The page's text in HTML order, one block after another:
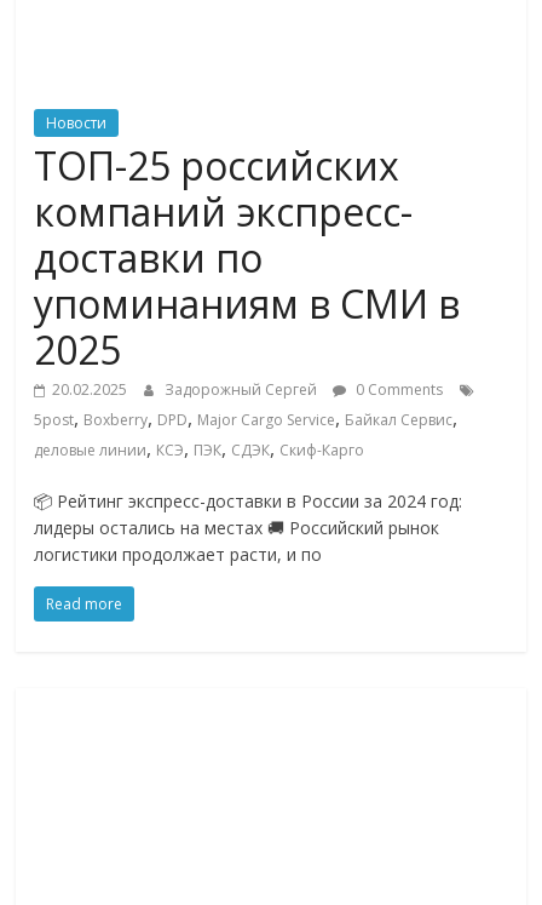
логистике,
технологиях,
соцсетях
Портал
об
онлайн-
торговле,
сервисах
для
Commerce,
ритейле,
логистике,
технологиях,
соцсетях.
Новости
ТОП-25 российских
компаний экспресс-
доставки по
упоминаниям в СМИ в
2025
20.02.2025 Задорожный Сергей
0 Comments
5post, Boxberry, DPD, Major Cargo Service, Байкал Сервис,
деловые линии, КСЭ, ПЭК, СДЭК, Скиф-Карго
📦 Рейтинг экспресс-доставки в России за 2024 год:
лидеры остались на местах 🚚 Российский рынок
логистики продолжает расти, и по
Read more